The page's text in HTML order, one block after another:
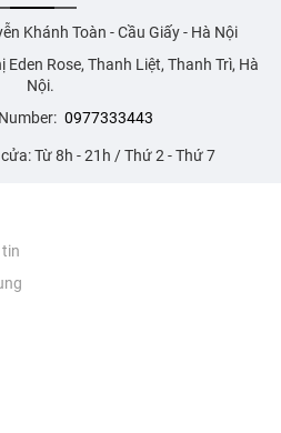
Khánh Toàn - Cầu Giấy - Hà Nội
Rose, Thanh Liệt, Thanh Trì, Hà
Nội.
0977333443
Từ 8h - 21h / Thứ 2 - Thứ 7